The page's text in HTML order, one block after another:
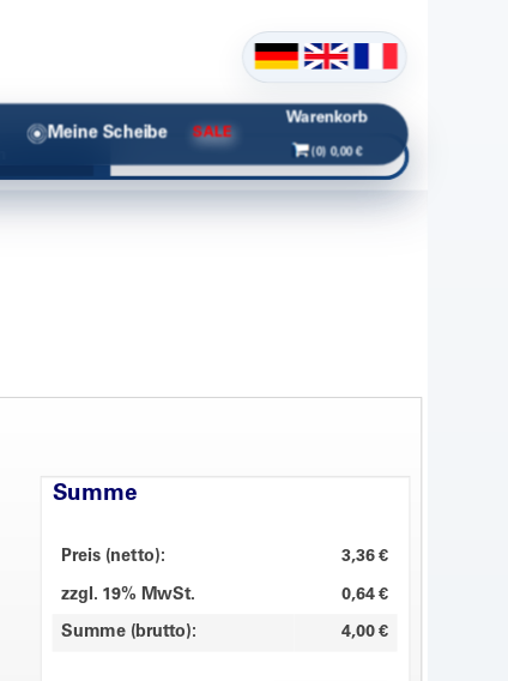
Meine Scheibe SALE
Warenkorb
(0) 0,00 €
Summe
Preis (netto): 3,36 €
zzgl. 19% MwSt. 0,64 €
Summe (brutto): 4,00 €